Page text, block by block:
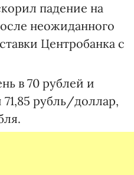
падение на
неожиданного
Центробанка с
в 70 рублей и
рубль/доллар,